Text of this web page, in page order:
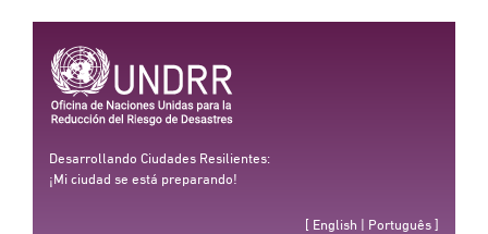
Desarrollando Ciudades Resilientes:
¡Mi ciudad se está preparando!
[ English | Português]